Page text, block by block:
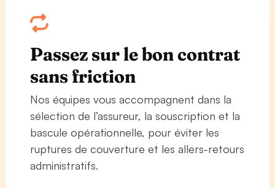
Passez sur le bon contrat
sans friction
Nos équipes vous accompagnent dans la
sélection de l’assureur, la souscription et la
bascule opérationnelle, pour éviter les
ruptures de couverture et les allers-retours
administratifs.